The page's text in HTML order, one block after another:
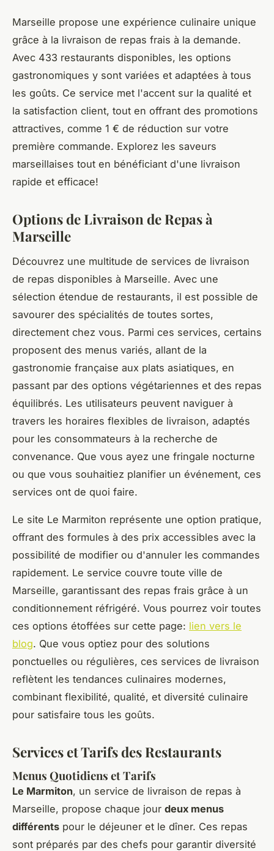
Marseille propose une expérience culinaire unique
grâce à la livraison de repas frais à la demande.
Avec 433 restaurants disponibles, les options
gastronomiques y sont variées et adaptées à tous
les goûts. Ce service met l'accent sur la qualité et
la satisfaction client, tout en offrant des promotions
attractives, comme 1 € de réduction sur votre
première commande. Explorez les saveurs
marseillaises tout en bénéficiant d'une livraison
rapide et efficace!
Options de Livraison de Repas à
Marseille
Découvrez une multitude de services de livraison
de repas disponibles à Marseille. Avec une
sélection étendue de restaurants, il est possible de
savourer des spécialités de toutes sortes,
directement chez vous. Parmi ces services, certains
proposent des menus variés, allant de la
gastronomie française aux plats asiatiques, en
passant par des options végétariennes et des repas
équilibrés. Les utilisateurs peuvent naviguer à
travers les horaires flexibles de livraison, adaptés
pour les consommateurs à la recherche de
convenance. Que vous ayez une fringale nocturne
ou que vous souhaitiez planifier un événement, ces
services ont de quoi faire.
Le site Le Marmiton représente une option pratique,
offrant des formules à des prix accessibles avec la
possibilité de modifier ou d'annuler les commandes
rapidement. Le service couvre toute ville de
Marseille, garantissant des repas frais grâce à un
conditionnement réfrigéré. Vous pourrez voir toutes
ces options étoffées sur cette page: lien vers le
blog. Que vous optiez pour des solutions
ponctuelles ou régulières, ces services de livraison
reflètent les tendances culinaires modernes,
combinant flexibilité, qualité, et diversité culinaire
pour satisfaire tous les goûts.
Services et Tarifs des Restaurants
Menus Quotidiens et Tarifs
Le Marmiton, un service de livraison de repas à
Marseille, propose chaque jour deux menus
différents pour le déjeuner et le dîner. Ces repas
sont préparés par des chefs pour garantir diversité